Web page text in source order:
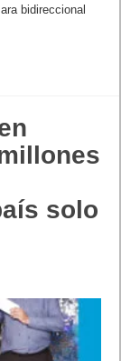
bidireccional
solo